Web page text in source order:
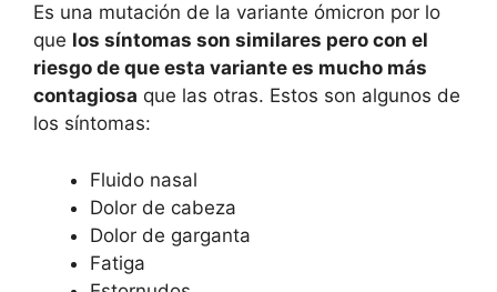
Es una mutación de la variante ómicron por lo
que los síntomas son similares pero con el
riesgo de que esta variante es mucho más
contagiosa que las otras. Estos son algunos de
los síntomas:
Fluido nasal
Dolor de cabeza
Dolor de garganta
Fatiga